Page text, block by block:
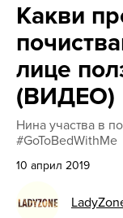
Какви
лице
(ВИДЕО)
Нина участва в
#GoToBedWithMe
10 април 2019